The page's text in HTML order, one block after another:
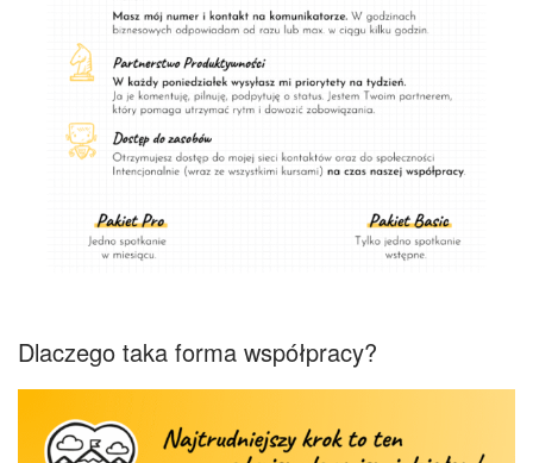
Dlaczego taka forma współpracy?